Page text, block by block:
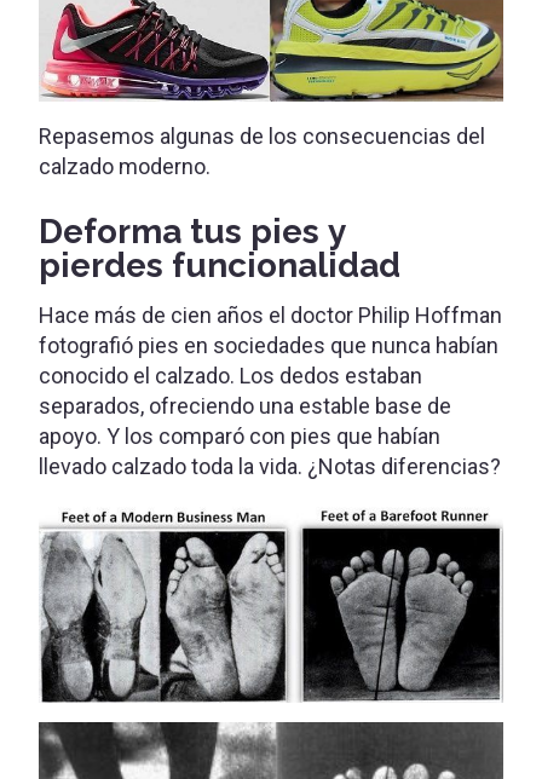
Repasemos algunas de los consecuencias del
calzado moderno.
Deforma tus pies y
pierdes funcionalidad
Hace más de cien años el doctor Philip Hoffman
fotografió pies en sociedades que nunca habían
conocido el calzado. Los dedos estaban
separados, ofreciendo una estable base de
apoyo. Y los comparó con pies que habían
llevado calzado toda la vida. ¿Notas diferencias?